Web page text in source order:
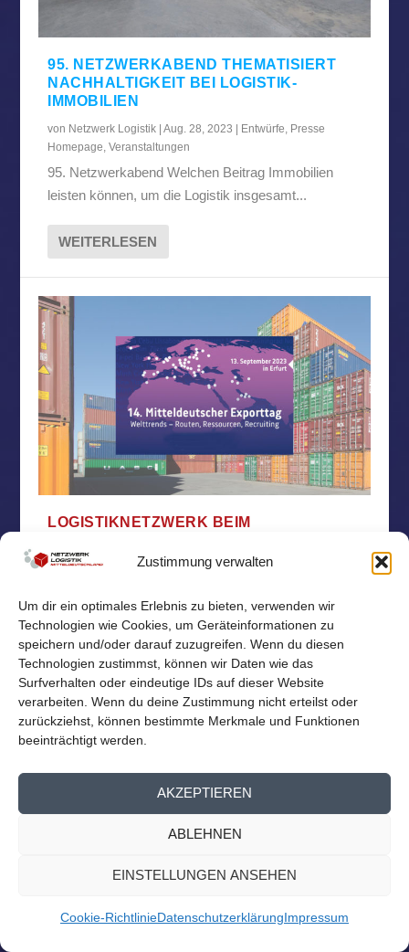
Zustimmung verwalten
Um dir ein optimales Erlebnis zu bieten, verwenden wir
Technologien wie Cookies, um Geräteinformationen zu
speichern und/oder darauf zuzugreifen. Wenn du diesen
Technologien zustimmst, können wir Daten wie das
Surfverhalten oder eindeutige IDs auf dieser Website
verarbeiten. Wenn du deine Zustimmung nicht erteilst oder
zurückziehst, können bestimmte Merkmale und Funktionen
beeinträchtigt werden.
AKZEPTIEREN
ABLEHNEN
EINSTELLUNGEN ANSEHEN
Cookie-RichtlinieDatenschutzerklärungImpressum
95. NETZWERKABEND THEMATISIERT
NACHHALTIGKEIT BEI LOGISTIK-
IMMOBILIEN
von Netzwerk Logistik |Aug. 28, 2023 Entwürfe, Presse
Homepage,Veranstaltungen
95. Netzwerkabend Welchen Beitrag Immobilien
leisten können, um die Logistik insgesamt...
WEITERLESEN
LOGISTIKNETZWERK BEIM
vonNetzwerk Logistik|Aug. 23, 2023 |Nachrichten
Logistiknetzwerk beim Mitteldeutschen Exporttag Am
13. September findet der 14. Mitteldeutsche...
WEITERLESEN